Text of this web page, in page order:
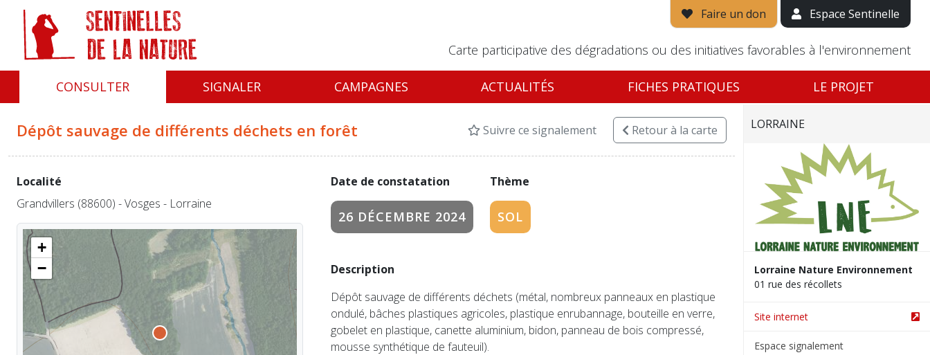
Faire un don Espace Sentinelle
Carte participative des dégradations ou des initiatives favorables à l'environnement
CONSULTER SIGNALER CAMPAGNES ACTUALITÉS FICHES PRATIQUES LE PROJET
Dépôt sauvage de différents déchets en forêt Suivre ce signalement Retourà la carte
Date de constatation
26 DÉCEMBRE 2024
Thème
SOL
Description
Dépôt sauvage de différents déchets (métal, nombreux panneaux en plastique
ondulé, bâches plastiques agricoles, plastique enrubannage, bouteille en verre,
gobelet en plastique, canette aluminium, bidon, panneau de bois compressé,
mousse synthétique de fauteuil).
Localité
Grandvillers (88600) - Vosges - Lorraine
+
−
LORRAINE
Lorraine Nature Environnement
01 rue des récollets
Site internet
Espace signalement
Panneau de gestion des cookies